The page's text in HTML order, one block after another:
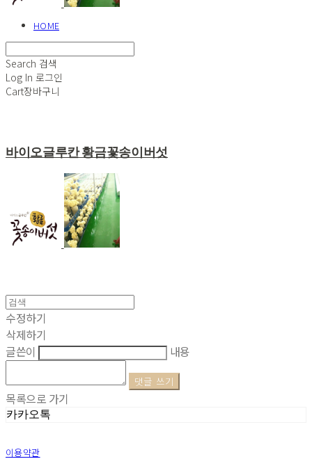
HOME
Search 검색
Log In 로그인
Cart장바구니
바이오글루칸 황금꽃송이버섯
수정하기
삭제하기
글쓴이
내용
댓글 쓰기
목록으로 가기
카카오톡
이용약관